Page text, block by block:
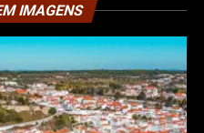
IMAGENS